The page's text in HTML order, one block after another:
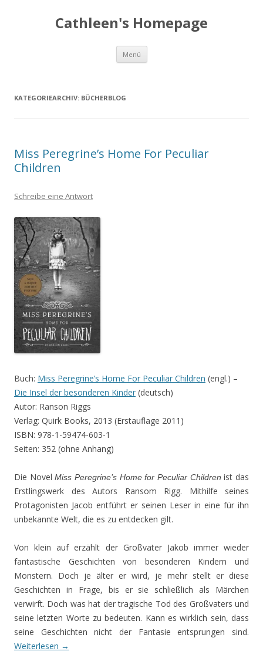
Cathleen's Homepage
Menü
KATEGORIEARCHIV: BÜCHERBLOG
Miss Peregrine’s Home For Peculiar
Children
Schreibe eine Antwort
Buch: Miss Peregrine’s Home For Peculiar Children (engl.) –
Die Insel der besonderen Kinder (deutsch)
Autor: Ranson Riggs
Verlag: Quirk Books, 2013 (Erstauflage 2011)
ISBN: 978-1-59474-603-1
Seiten: 352 (ohne Anhang)
Die NovelMiss Peregrine’s Home for Peculiar Children ist das
Erstlingswerk des Autors Ransom Rigg. Mithilfe seines
Protagonisten Jacob entführt er seinen Leser in eine für ihn
unbekannte Welt, die es zu entdecken gilt.
Von klein auf erzählt der Großvater Jakob immer wieder
fantastische Geschichten von besonderen Kindern und
Monstern. Doch je älter er wird, je mehr stellt er diese
Geschichten in Frage, bis er sie schließlich als Märchen
verwirft. Doch was hat der tragische Tod des Großvaters und
seine letzten Worte zu bedeuten. Kann es wirklich sein, dass
seine Geschichten nicht der Fantasie entsprungen sind.
Weiterlesen →